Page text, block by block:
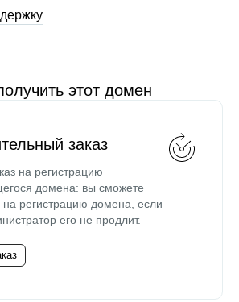
этот домен
заказ
на регистрацию
домена: вы сможете
на регистрацию домена, если
его не продлит.